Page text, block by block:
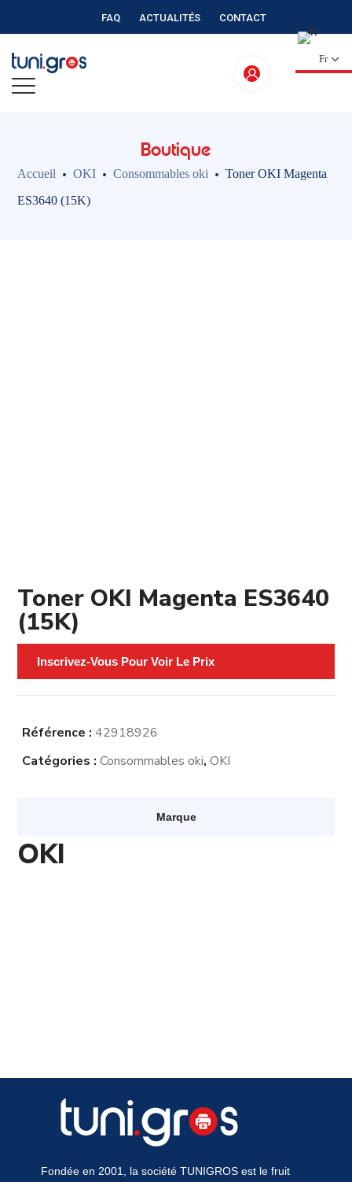
FAQ ACTUALITÉS CONTACT
Fr
Boutique
Accueil OKI Consommables oki
Toner OKI Magenta
ES3640 (15K)
Toner OKI Magenta ES3640
(15K)
Inscrivez-Vous Pour Voir Le Prix
Référence :42918926
Catégories :Consommables oki,OKI
Marque
OKI
Fondée en 2001, la société TUNIGROS est le fruit